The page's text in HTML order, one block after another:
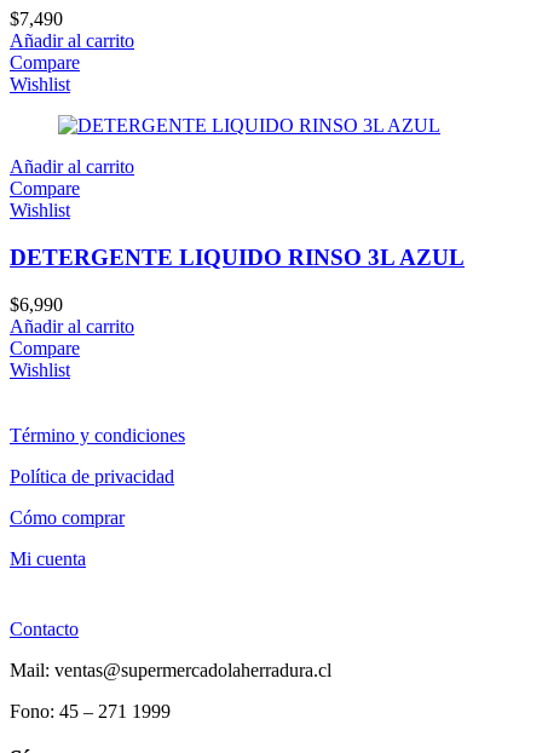
$7,490
Añadir al carrito
Compare
Wishlist
Añadir al carrito
Compare
Wishlist
DETERGENTE LIQUIDO RINSO 3L AZUL
$6,990
Añadir al carrito
Compare
Wishlist
Término y condiciones
Política de privacidad
Cómo comprar
Mi cuenta
Contacto
Mail: ventas@supermercadolaherradura.cl
Fono: 45 – 271 1999